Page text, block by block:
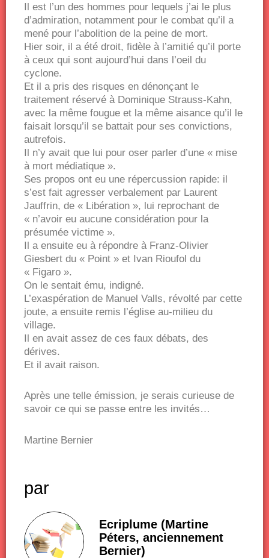
Il est l’un des hommes pour lequels j’ai le plus
d’admiration, notamment pour le combat qu’il a
mené pour l’abolition de la peine de mort.
Hier soir, il a été droit, fidèle à l’amitié qu’il porte
à ceux qui sont aujourd’hui dans l’oeil du
cyclone.
Et il a pris des risques en dénonçant le
traitement réservé à Dominique Strauss-Kahn,
avec la même fougue et la même aisance qu’il le
faisait lorsqu’il se battait pour ses convictions,
autrefois.
Il n’y avait que lui pour oser parler d’une « mise
à mort médiatique ».
Ses propos ont eu une répercussion rapide: il
s’est fait agresser verbalement par Laurent
Jauffrin, de « Libération », lui reprochant de
« n’avoir eu aucune considération pour la
présumée victime ».
Il a ensuite eu à répondre à Franz-Olivier
Giesbert du « Point » et Ivan Rioufol du
« Figaro ».
On le sentait ému, indigné.
L’exaspération de Manuel Valls, révolté par cette
joute, a ensuite remis l’église au-milieu du
village.
Il en avait assez de ces faux débats, des
dérives.
Et il avait raison.
Après une telle émission, je serais curieuse de
savoir ce qui se passe entre les invités…
Martine Bernier
par
Ecriplume (Martine
Péters, anciennement
Bernier)